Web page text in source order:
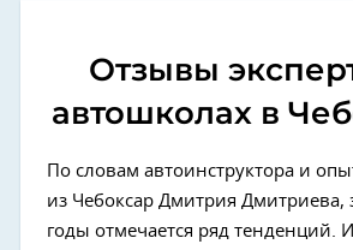
Отзывы
автошколах в
По словам автоинструктора и
из Чебоксар Дмитрия Дмитриева,
годы отмечается ряд тенденций.